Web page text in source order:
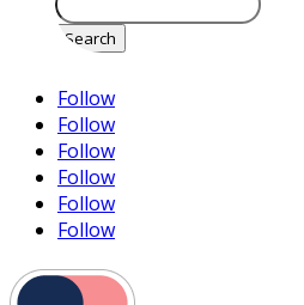
Follow
Follow
Follow
Follow
Follow
Follow